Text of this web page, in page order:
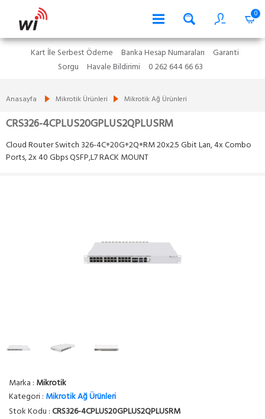
0
Kart İle Serbest Ödeme Banka Hesap Numaraları
Garanti
Sorgu
Havale Bildirimi 0 262 644 66 63
Anasayfa Mikrotik Ürünleri Mikrotik Ağ Ürünleri
CRS326-4CPLUS20GPLUS2QPLUSRM
Cloud Router Switch 326-4C+20G+2Q+RM 20x2.5 Gbit Lan, 4x Combo
Ports, 2x 40 Gbps QSFP,L7 RACK MOUNT
Marka : Mikrotik
Kategori : Mikrotik Ağ Ürünleri
Stok Kodu :CRS326-4CPLUS20GPLUS2QPLUSRM